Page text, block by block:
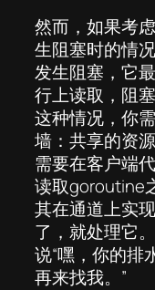
然而，如果考
生阻塞时的情
发生阻塞，它
行上读取，阻
这种情况，你
墙：共享的资
需要在客户端
读取goroutine
其在通道上实
了，就处理它
说“嘿，你的排
再来找我。”